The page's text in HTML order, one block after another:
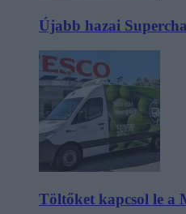
Újabb hazai
Töltőket kapcsol le a